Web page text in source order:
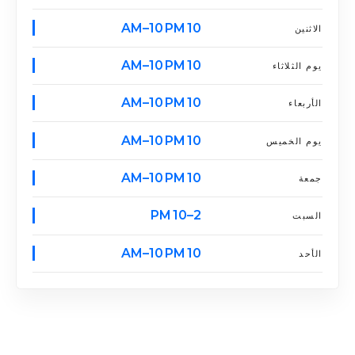
الاثنين 10 AM–10 PM
يوم الثلاثاء 10 AM–10 PM
الأربعاء 10 AM–10 PM
يوم الخميس 10 AM–10 PM
جمعة 10 AM–10 PM
السبت 2–10 PM
الأحد 10 AM–10 PM